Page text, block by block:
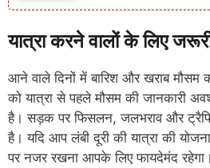
यात्रा करने वालों के लिए
आने वाले दिनों में बारिश और खराब मौसम
को यात्रा से पहले मौसम की जानकारी
है। सड़क पर फिसलन, जलभराव और
है। यदि आप लंबी दूरी की यात्रा की
पर नजर रखना आपके लिए फायदेमंद रहेगा।